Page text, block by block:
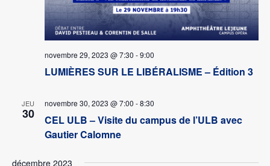
novembre 29, 2023 @ 7:30 -9:00
LUMIÈRES SUR LE LIBÉRALISME – Édition 3
JEU
30
novembre 30, 2023 @ 7:00 -8:30
CEL ULB – Visite du campus de l’ULB avec
Gautier Calomne
décembre 2023